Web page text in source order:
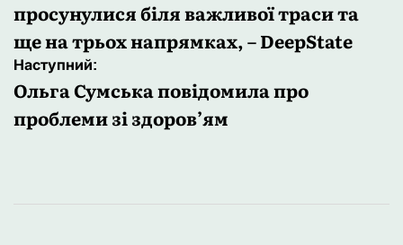
просунулися біля важливої траси та
ще на трьох напрямках, – DeepState
Наступний:
Ольга Сумська повідомила про
проблеми зі здоров’ям